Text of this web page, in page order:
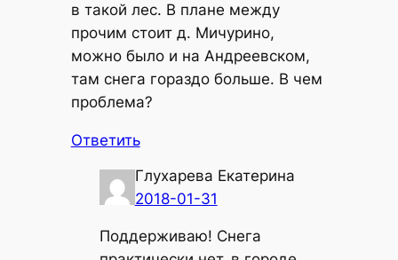
в такой лес. В плане между
прочим стоит д. Мичурино,
можно было и на Андреевском,
там снега гораздо больше. В чем
проблема?
Ответить
Глухарева Екатерина
2018-01-31
Поддерживаю! Снега